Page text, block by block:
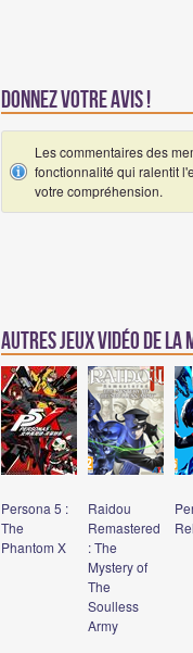
Donnez votre avis !
Les commentaires des
fonctionnalité qui ralentit
votre compréhension.
Autres jeux vidéo de la
Persona 5 :
The
Phantom X
Raidou
Remastered
: The
Mystery of
The
Soulless
Army